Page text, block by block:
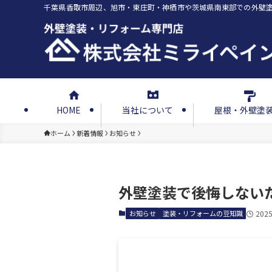
千葉県香取市周辺、旭市・東庄町・神栖市や茨城県南東部での外
HOME 当社について 屋根・外壁塗
ホーム 新着情報 お知らせ
外壁塗装で後悔しない
お知らせ 塗装・リフォームの豆知識